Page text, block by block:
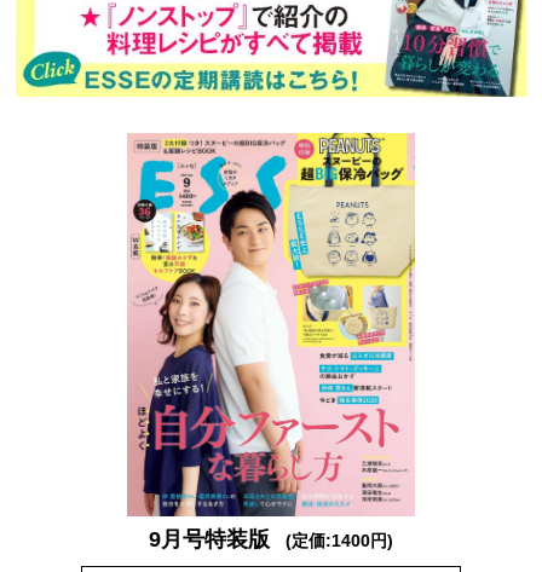
9月号特装版 (定価:1400円)